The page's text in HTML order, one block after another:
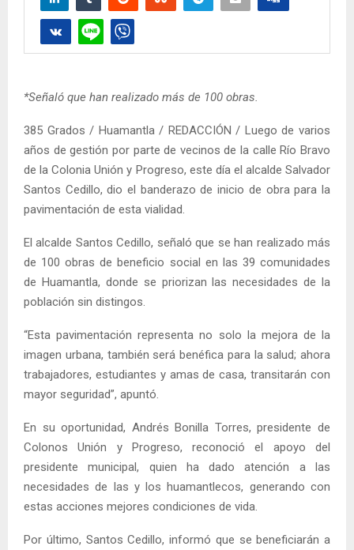
*Señaló que han realizado más de 100 obras.
385 Grados / Huamantla / REDACCIÓN / Luego de varios
años de gestión por parte de vecinos de la calle Río Bravo
de la Colonia Unión y Progreso, este día el alcalde Salvador
Santos Cedillo, dio el banderazo de inicio de obra para la
pavimentación de esta vialidad.
El alcalde Santos Cedillo, señaló que se han realizado más
de 100 obras de beneficio social en las 39 comunidades
de Huamantla, donde se priorizan las necesidades de la
población sin distingos.
“Esta pavimentación representa no solo la mejora de la
imagen urbana, también será benéfica para la salud; ahora
trabajadores, estudiantes y amas de casa, transitarán con
mayor seguridad”, apuntó.
En su oportunidad, Andrés Bonilla Torres, presidente de
Colonos Unión y Progreso, reconoció el apoyo del
presidente municipal, quien ha dado atención a las
necesidades de las y los huamantlecos, generando con
estas acciones mejores condiciones de vida.
Por último, Santos Cedillo, informó que se beneficiarán a